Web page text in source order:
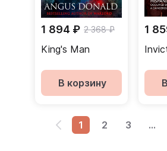
1 894 ₽ 2 368 ₽
King's Man
В корзину
1
1 2 3 ...